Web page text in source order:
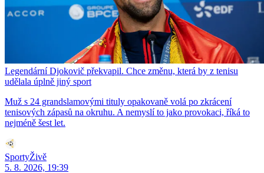
Legendární Djokovič překvapil. Chce změnu, která by z tenisu
udělala úplně jiný sport
Muž s 24 grandslamovými tituly opakovaně volá po zkrácení
tenisových zápasů na okruhu. A nemyslí to jako provokaci, říká to
nejméně šest let.
SportyŽivě
5. 8. 2026, 19:39